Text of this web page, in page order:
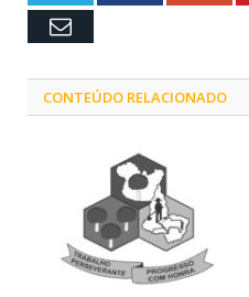
Email
CONTEÚDO RELACIONADO